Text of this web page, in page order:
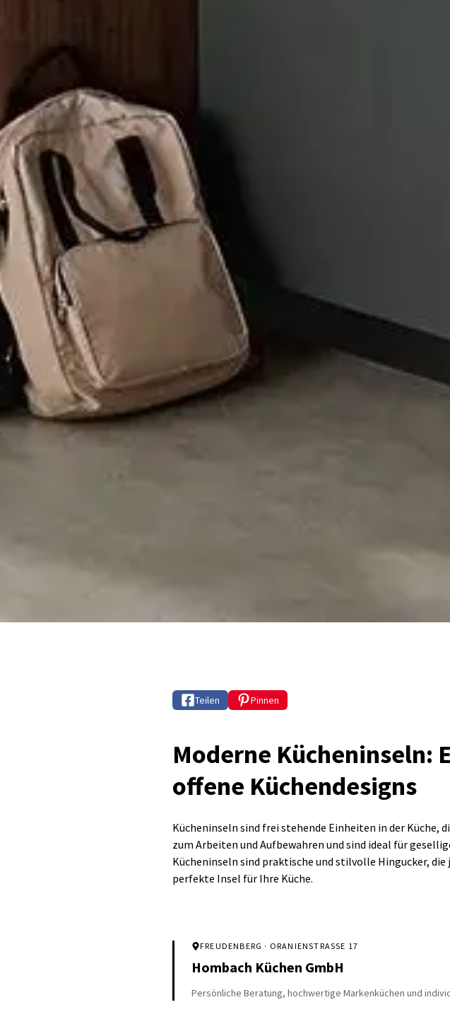
Teilen Pinnen
Moderne Kücheninseln:
offene Küchendesigns
Kücheninseln sind frei stehende Einheiten in der
zum Arbeiten und Aufbewahren und sind ideal für
Kücheninseln sind praktische und stilvolle Hingucker, die
perfekte Insel für Ihre Küche.
FREUDENBERG · ORANIENSTRASSE 17
Hombach Küchen GmbH
Persönliche Beratung, hochwertige Markenküchen und